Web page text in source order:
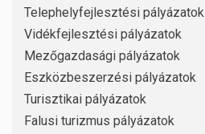
Telephelyfejlesztési pályázatok
Vidékfejlesztési pályázatok
Mezőgazdasági pályázatok
Eszközbeszerzési pályázatok
Turisztikai pályázatok
Falusi turizmus pályázatok